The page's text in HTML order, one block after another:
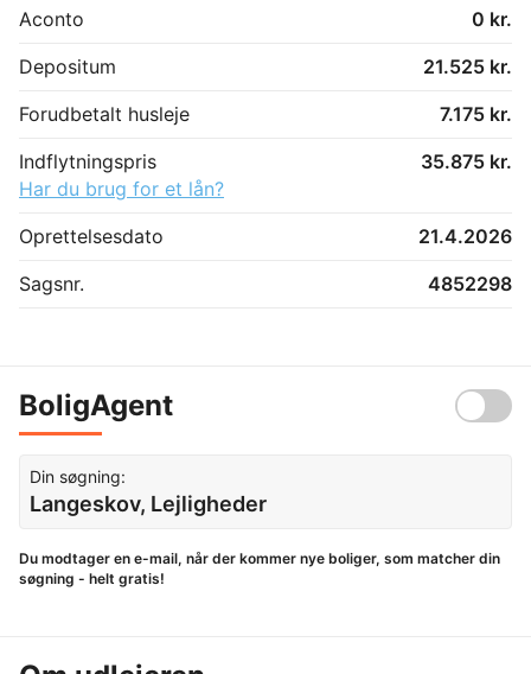
Aconto
0 kr.
Depositum
21.525 kr.
Forudbetalt husleje
7.175 kr.
Indflytningspris
35.875 kr.
Har du brug for et lån?
Oprettelsesdato
21.4.2026
Sagsnr.
4852298
BoligAgent
Din søgning:
Langeskov, Lejligheder
Du modtager en e-mail, når der kommer nye boliger, som matcher din
søgning - helt gratis!